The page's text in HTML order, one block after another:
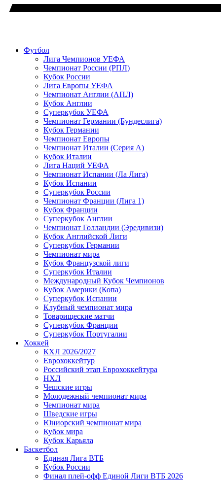
Футбол
Лига Чемпионов УЕФА
Чемпионат России (РПЛ)
Кубок России
Лига Европы УЕФА
Чемпионат Англии (АПЛ)
Кубок Англии
Суперкубок УЕФА
Чемпионат Германии (Бундеслига)
Кубок Германии
Чемпионат Европы
Чемпионат Италии (Серия А)
Кубок Италии
Лига Наций УЕФА
Чемпионат Испании (Ла Лига)
Кубок Испании
Суперкубок России
Чемпионат Франции (Лига 1)
Кубок Франции
Суперкубок Англии
Чемпионат Голландии (Эредивизи)
Кубок Английской Лиги
Суперкубок Германии
Чемпионат мира
Кубок Французской лиги
Суперкубок Италии
Международный Кубок Чемпионов
Кубок Америки (Копа)
Суперкубок Испании
Клубный чемпионат мира
Товарищеские матчи
Суперкубок Франции
Суперкубок Португалии
Хоккей
КХЛ 2026/2027
Еврохоккейтур
Российский этап Еврохоккейтура
НХЛ
Чешские игры
Молодежный чемпионат мира
Чемпионат мира
Шведские игры
Юниорский чемпионат мира
Кубок мира
Кубок Карьяла
Баскетбол
Единая Лига ВТБ
Кубок России
Финал плей-офф Единой Лиги ВТБ 2026